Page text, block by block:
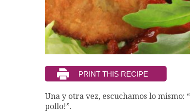
Una y otra vez, escuchamos lo mismo:
pollo!”.